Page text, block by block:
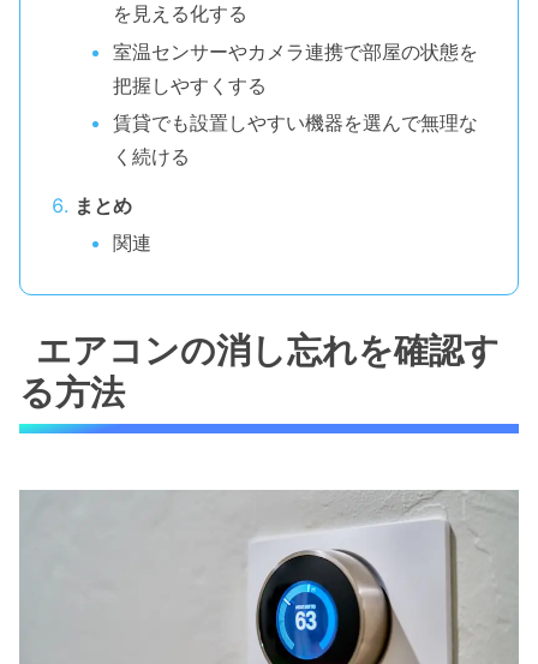
を見える化する
室温センサーやカメラ連携で部屋の状態を
把握しやすくする
賃貸でも設置しやすい機器を選んで無理な
く続ける
まとめ
関連
エアコンの消し忘れを確認す
る方法